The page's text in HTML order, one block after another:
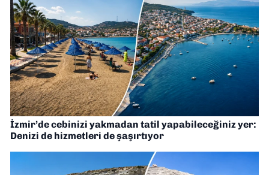
İzmir’de cebinizi yakmadan tatil yapabileceğiniz yer:
Denizi de hizmetleri de şaşırtıyor